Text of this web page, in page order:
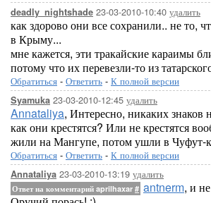
deadly_nightshade 23-03-2010-10:40 удалить
как здорово они все сохранили.. не то,
в Крыму...
мне кажется, эти тракайские караимы
потому что их перевезли-то из
Обратиться - Ответить - К полной версии
Syamuka 23-03-2010-12:45 удалить
Annataliya, Интересно, никаких знаков
как они крестятся? Или не крестятся
жили на Мангупе, потом ушли в Чуфут-
Обратиться - Ответить - К полной версии
Annataliya 23-03-2010-13:19 удалить
Ответ на комментарий aprilhaxar # antnerm, и